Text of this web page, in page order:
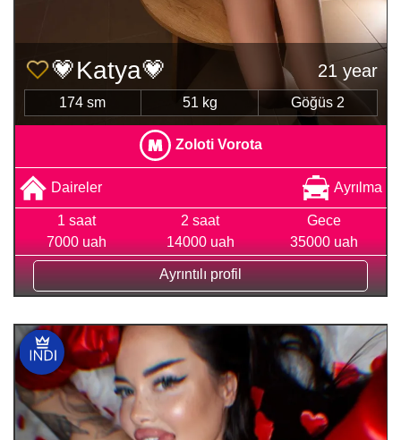
💗Katya💗 21 year
174 sm 51 kg Göğüs 2
Zoloti Vorota
Daireler Ayrılma
1 saat
7000 uah
2 saat
14000 uah
Gece
35000 uah
Ayrıntılı profil